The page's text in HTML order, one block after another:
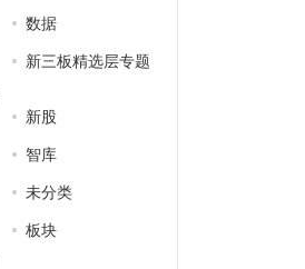
数据
新三板精选层专题
新股
智库
未分类
板块